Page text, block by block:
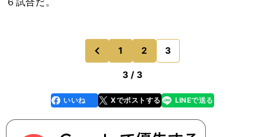
前
のページへ
1 2 3
3 / 3
faceboo
k
いいね Xでポストする
line LINEで送る